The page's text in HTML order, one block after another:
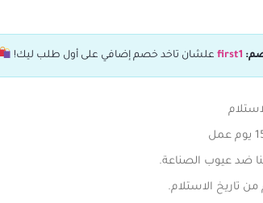
first1علشان تاخد خصم إضافي على أول طلب ليك!
ضد عيوب الصناعة.